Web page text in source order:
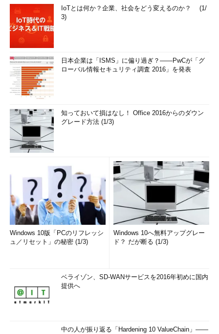
IoTとは何か？企業、社会をどう変えるのか？ (1/
3)
日本企業は「ISMS」に偏り過ぎ？――PwCが「グ
ローバル情報セキュリティ調査 2016」を発表
知っておいて損はなし！ Office 2016からのダウン
グレード方法 (1/3)
Windows 10版「PCのリフレッシ
ュ／リセット」の秘密 (1/3)
Windows 10へ無料アップグレー
ド？ だが断る (1/3)
ベライゾン、SD-WANサービスを2016年初めに国内
提供へ
中の人が振り返る「Hardening 10 ValueChain」――